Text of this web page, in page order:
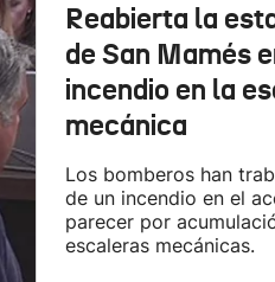
Reabierta la
de San Mamés
incendio en la
mecánica
Los bomberos han
de un incendio en el
parecer por
escaleras mecánicas.